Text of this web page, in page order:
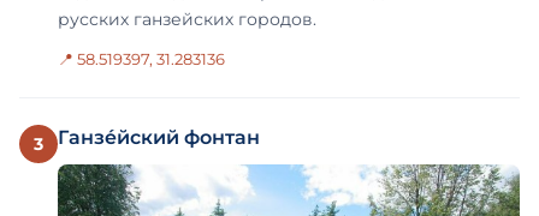
русских ганзейских городов.
📍 58.519397, 31.283136
3 Ганзе́йский фонтан